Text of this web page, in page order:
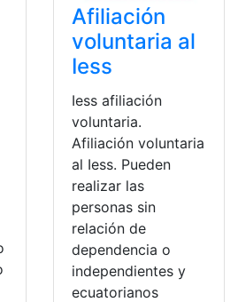
Afiliación
voluntaria al
Iess
Iess afiliación
voluntaria.
Afiliación voluntaria
al Iess. Pueden
realizar las
personas sin
relación de
dependencia o
independientes y
ecuatorianos